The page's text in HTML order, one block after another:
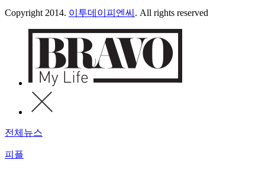
Copyright 2014. 이투데이피엔씨 . All rights reserved
전체뉴스
피플